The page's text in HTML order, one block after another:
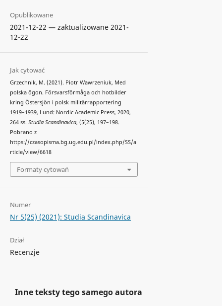
Opublikowane
2021-12-22 — zaktualizowane 2021-
12-22
Jak cytować
Grzechnik, M. (2021). Piotr Wawrzeniuk, Med
polska ögon. Försvarsförmåga och hotbilder
kring Östersjön i polsk militärrapportering
1919–1939, Lund: Nordic Academic Press, 2020,
264 ss. Studia Scandinavica, (5(25), 197–198.
Pobrano z
https://czasopisma.bg.ug.edu.pl/index.php/SS/a
rticle/view/6618
Formaty cytowań
Numer
Nr 5(25) (2021): Studia Scandinavica
Dział
Recenzje
Inne teksty tego samego autora